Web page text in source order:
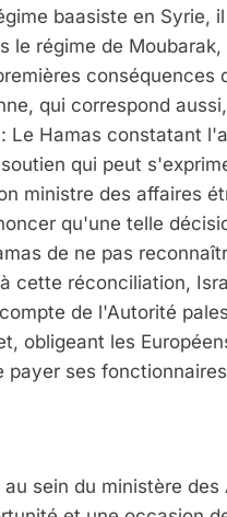
baasiste en Syrie,
le régime de
conséquences
qui correspond
Le Hamas constatant
qui peut
ministre des affaires
qu'une telle
de ne pas
cette réconciliation,
de l'Autorité
obligeant les
payer ses
sein du ministère des